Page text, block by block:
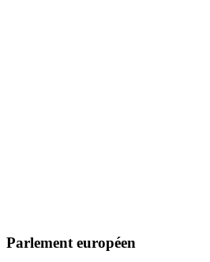
Parlement européen